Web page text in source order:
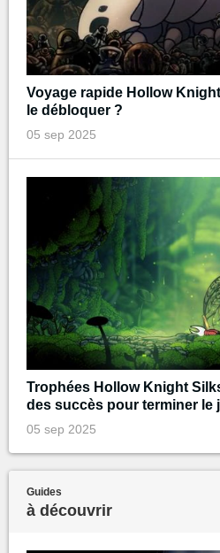
Voyage rapide Hollow
le débloquer ?
05 sep 2025
Trophées Hollow Knight
des succès pour terminer le
05 sep 2025
Guides
à découvrir